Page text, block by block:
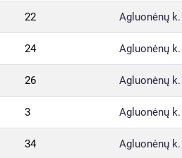
22 Agluonėnų k.
24 Agluonėnų k.
26 Agluonėnų k.
3 Agluonėnų k.
34 Agluonėnų k.